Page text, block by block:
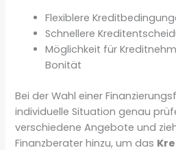
Flexiblere
Schnellere
Möglichkeit für
Bonität
Bei der Wahl einer
individuelle Situation genau
verschiedene Angebote und
Finanzberater hinzu, um das